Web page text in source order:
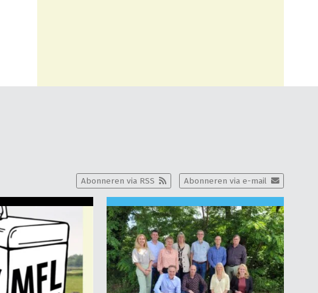
Abonneren via e-mail
Abonneren via RSS